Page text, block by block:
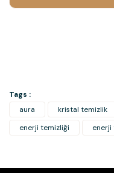
Tags :
aura
kristal temizlik
enerji temizliği
enerji